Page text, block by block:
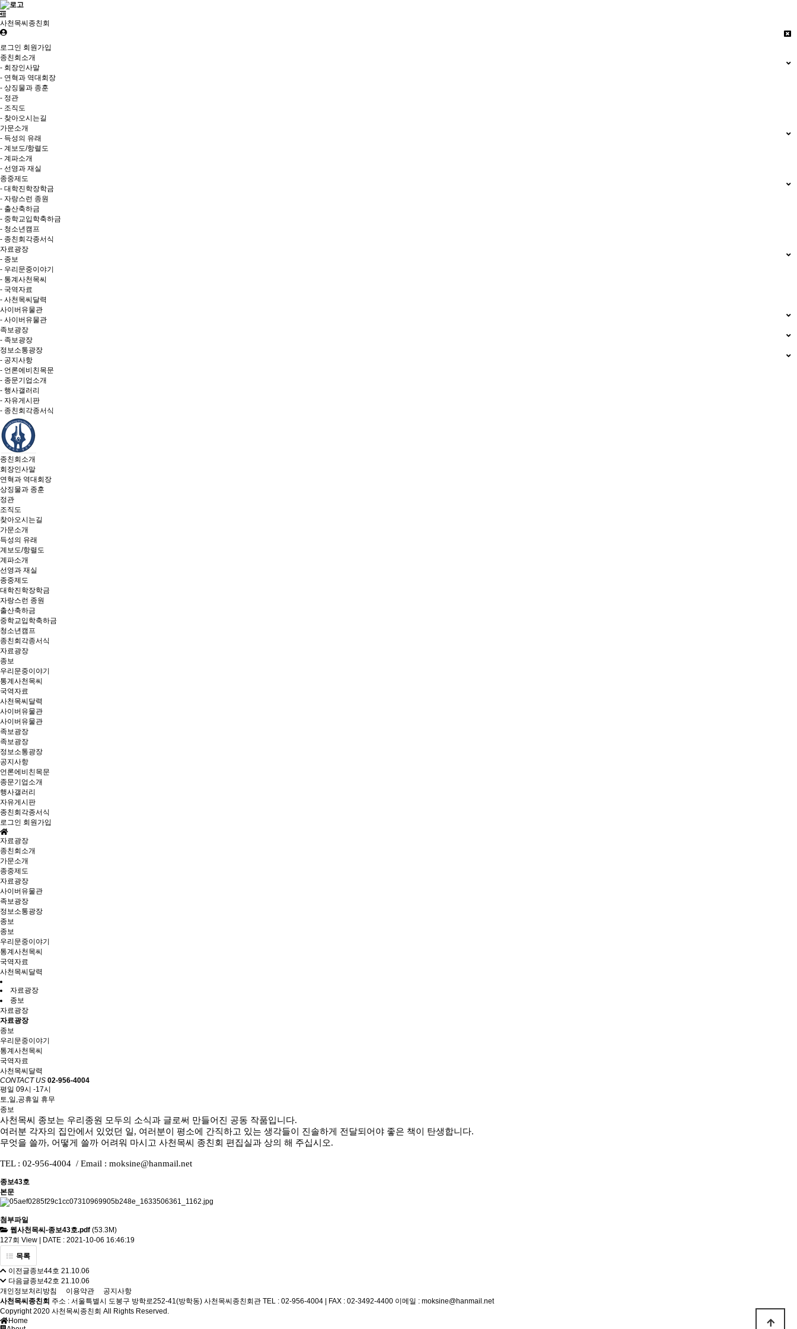
사천목씨종친회
로그인 회원가입
종친회소개
- 회장인사말
- 연혁과 역대회장
- 상징물과 종훈
- 정관
- 조직도
- 찾아오시는길
가문소개
- 득성의 유래
- 계보도/항렬도
- 계파소개
- 선영과 재실
종중제도
- 대학진학장학금
- 자랑스런 종원
- 출산축하금
- 중학교입학축하금
- 청소년캠프
- 종친회각종서식
자료광장
- 종보
- 우리문중이야기
- 통계사천목씨
- 국역자료
- 사천목씨달력
사이버유물관
- 사이버유물관
족보광장
- 족보광장
정보소통광장
- 공지사항
- 언론에비친목문
- 종문기업소개
- 행사갤러리
- 자유게시판
- 종친회각종서식
종친회소개
회장인사말
연혁과 역대회장
상징물과 종훈
정관
조직도
찾아오시는길
가문소개
득성의 유래
계보도/항렬도
계파소개
선영과 재실
종중제도
대학진학장학금
자랑스런 종원
출산축하금
중학교입학축하금
청소년캠프
종친회각종서식
자료광장
종보
우리문중이야기
통계사천목씨
국역자료
사천목씨달력
사이버유물관
사이버유물관
족보광장
족보광장
정보소통광장
공지사항
언론에비친목문
종문기업소개
행사갤러리
자유게시판
종친회각종서식
로그인 회원가입
자료광장
종친회소개
가문소개
종중제도
자료광장
사이버유물관
족보광장
정보소통광장
종보
종보
우리문중이야기
통계사천목씨
국역자료
사천목씨달력
자료광장
종보
자료광장
자료광장
종보
우리문중이야기
통계사천목씨
국역자료
사천목씨달력
CONTACT US 02-956-4004
평일 09시 -17시
토,일,공휴일 휴무
종보
사천목씨 종보는 우리종원 모두의 소식과 글로써 만들어진 공동 작품입니다.
여러분 각자의 집안에서 있었던 일, 여러분이 평소에 간직하고 있는 생각들이 진솔하게 전달되어야 좋은 책이 탄생합니다.
무엇을 쓸까, 어떻게 쓸까 어려워 마시고 사천목씨 종친회 편집실과 상의 해 주십시오.
TEL : 02-956-4004 / Email : moksine@hanmail.net
종보43호
본문
첨부파일
웹사천목씨-종보43호.pdf (53.3M)
127회 View | DATE : 2021-10-06 16:46:19
목록
이전글종보44호 21.10.06
다음글종보42호 21.10.06
개인정보처리방침
이용약관
공지사항
사천목씨종친회 주소 : 서울특별시 도봉구 방학로252-41(방학동) 사천목씨종친회관 TEL : 02-956-4004 | FAX : 02-3492-4400 이메일 : moksine@hanmail.net
Copyright 2020 사천목씨종친회 All Rights Reserved .
Home